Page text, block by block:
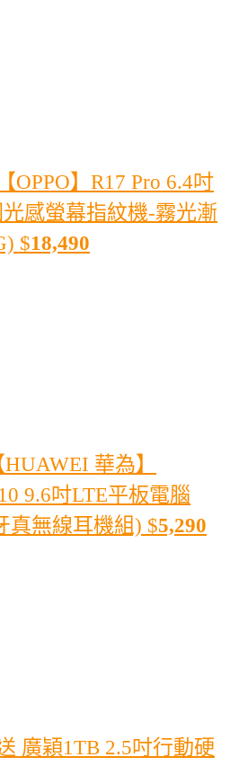
【OPPO】R17 Pro 6.4吋
感螢幕指紋機-霧光漸
$18,490
HUAWEI 華為】
9.6吋LTE平板電腦
真無線耳機組) $5,290
廣穎1TB 2.5吋行動硬